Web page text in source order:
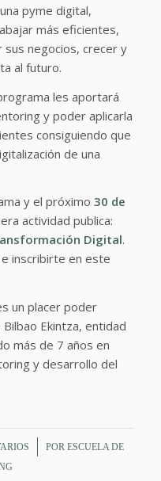
pyme digital,
más eficientes,
sus negocios, crecer y
al futuro.
les aportará
y poder aplicarla
consiguiendo que
de una
y el próximo 30 de
actividad publica:
Digital.
inscribirte en este
un placer poder
Ekintza, entidad
más de 7 años en
y desarrollo del
POR ESCUELA DE